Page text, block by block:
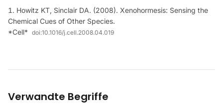
Howitz KT, Sinclair DA. (2008). Xenohormesis: Sensing the
Chemical Cues of Other Species.
*Cell* doi:10.1016/j.cell.2008.04.019
Verwandte Begriffe